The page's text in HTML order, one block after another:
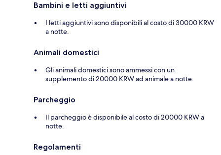
Bambini e letti aggiuntivi
I letti aggiuntivi sono disponibili al costo di 30000 KRW
a notte.
Animali domestici
Gli animali domestici sono ammessi con un
supplemento di 20000 KRW ad animale a notte.
Parcheggio
Il parcheggio è disponibile al costo di 20000 KRW a
notte.
Regolamenti